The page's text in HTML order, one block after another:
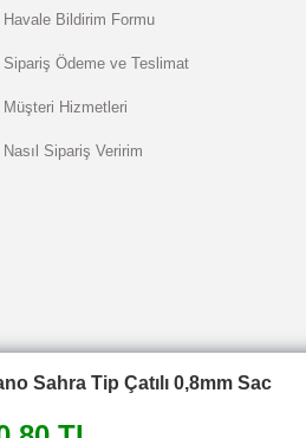
Sahra Tip Çatılı 0,8mm Sac
Havale Bildirim Formu
Sipariş Ödeme ve Teslimat
Müşteri Hizmetleri
Nasıl Sipariş Veririm
Kredi kartı bilgileriniz 256bit SSL